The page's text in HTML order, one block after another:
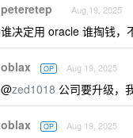
peteretep Aug 19, 2025
谁决定用 oracle 谁掏钱，
oblax OP Aug 19, 2025
@zed1018 公司要升级，
oblax OP Aug 19, 2025